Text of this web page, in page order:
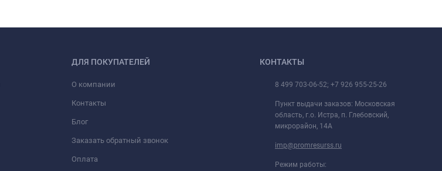
ДЛЯ ПОКУПАТЕЛЕЙ
О компании
Контакты
Блог
Заказать обратный звонок
Оплата
КОНТАКТЫ
8 499 703-06-52; +7 926 955-25-26
Пункт выдачи заказов: Московская
область, г.о. Истра, п. Глебовский,
микрорайон, 14А
imp@promresurss.ru
Режим работы: